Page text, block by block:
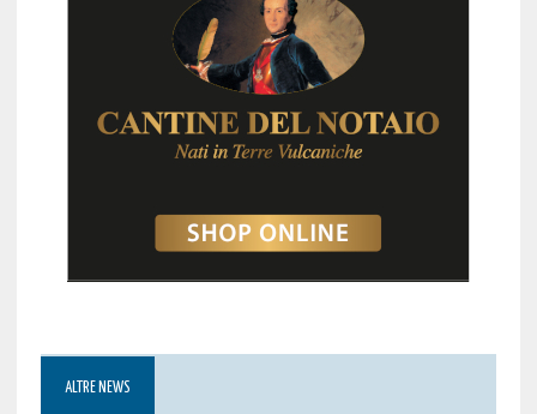
ALTRE NEWS